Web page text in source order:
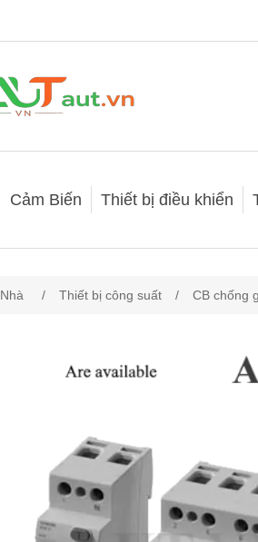
Cảm Biến Thiết bị điều khiển
Nhà / Thiết bị công suất / CB chống